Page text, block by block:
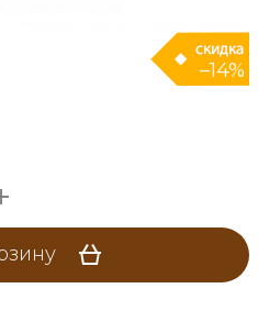
–14%